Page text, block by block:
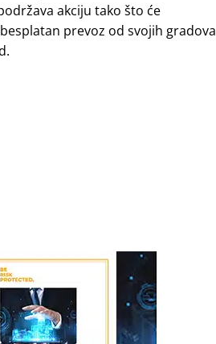
akciju tako što će
prevoz od svojih gradova